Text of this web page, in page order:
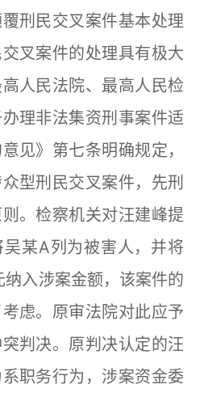
刑民交叉案件基本处理
叉案件的处理具有极大
人民法院、最高人民检
理非法集资刑事案件适
见》第七条明确规定，
型刑民交叉案件，先刑
。检察机关对汪建峰提
某A列为被害人，并将
入涉案金额，该案件的
虑。原审法院对此应予
判决。原判决认定的汪
职务行为，涉案资金委